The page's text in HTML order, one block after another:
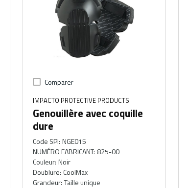
Comparer
IMPACTO PROTECTIVE PRODUCTS
Genouillère avec coquille
dure
Code SPI: NGE015
NUMÉRO FABRICANT: 825-00
Couleur: Noir
Doublure: CoolMax
Grandeur: Taille unique